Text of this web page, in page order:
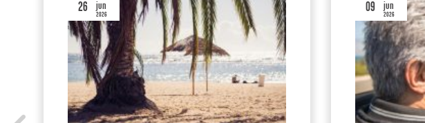
26 jun
2026
09 jun
2026